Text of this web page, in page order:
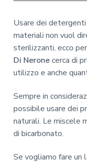
Usare dei
materiali non vuol
sterilizzanti, ecco
Di Neronecerca di
utilizzo e anche
Sempre in
possibile usare dei
naturali. Le miscele
di bicarbonato.
Se vogliamo fare un